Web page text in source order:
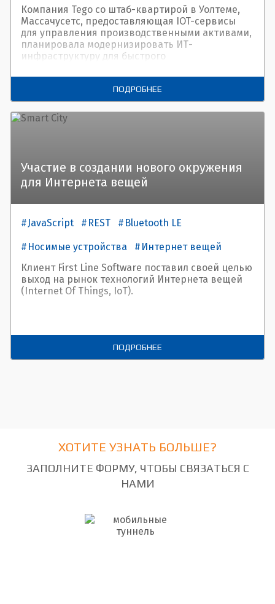
Компания Tego со штаб-квартирой в Уолтеме,
Массачусетс, предоставляющая IOT-сервисы
для управления производственными активами,
планировала модернизировать ИТ-
инфраструктуру для быстрого
Software быстро и легко портировали
приложения Tego с .NET Framework на .NET Core.
ПОДРОБНЕЕ
Участие в создании нового окружения
для Интернета вещей
JavaScript REST Bluetooth LE
Носимые устройства
Интернет вещей
Клиент First Line Software поставил своей целью
выход на рынок технологий Интернета вещей
(Internet Of Things, IoT).
ПОДРОБНЕЕ
ХОТИТЕ УЗНАТЬ БОЛЬШЕ?
ЗАПОЛНИТЕ ФОРМУ, ЧТОБЫ СВЯЗАТЬСЯ С
НАМИ